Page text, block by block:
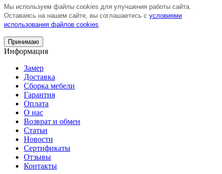
Мы используем файлы cookies для улучшения работы сайта.
Оставаясь на нашем сайте, вы соглашаетесь с условиями
использования файлов cookies
Принимаю
Информация
Замер
Доставка
Сборка мебели
Гарантия
Оплата
О нас
Возврат и обмен
Статьи
Новости
Сертификаты
Отзывы
Контакты